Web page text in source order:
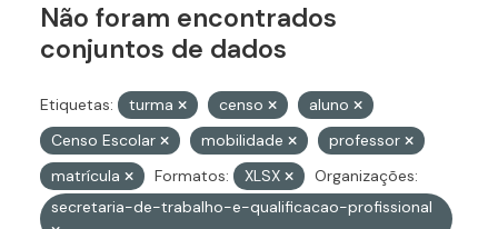
Não foram encontrados
conjuntos de dados
Etiquetas: turma censo
aluno
Censo Escolar
mobilidade
professor
matrícula
Formatos: XLSX
Organizações:
secretaria-de-trabalho-e-qualificacao-profissional